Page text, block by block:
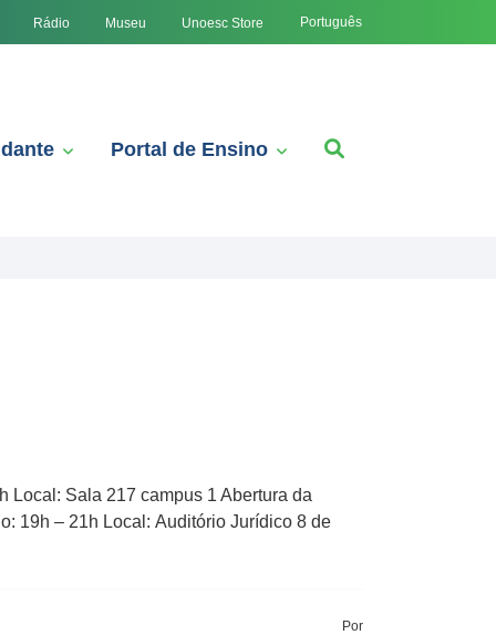
Rádio Museu Unoesc Store Português
Portal de Ensino
Local: Sala 217 campus 1 ​Abertura da
19h – 21h Local: Auditório Jurídico 8 de
Por